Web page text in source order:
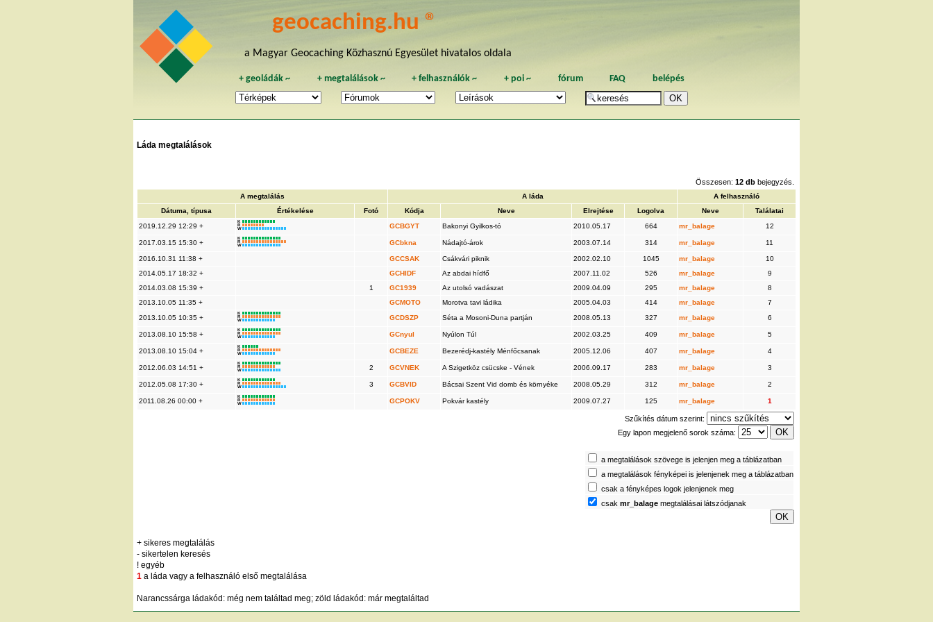
geocaching.hu ®
a Magyar Geocaching Közhasznú Egyesület hivatalos oldala
+geoládák ~ + megtalálások~ +felhasználók ~ + poi~ fórum FAQ belépés
Láda megtalálások
Összesen: 12 db bejegyzés.
A megtalálás A láda
A felhasználó
Dátuma, típusa
Értékelése Fotó Kódja Neve Elrejtése Logolva Neve
Találatai
2019.12.29 12:29 +
K
R
W
GCBGYT Bakonyi Gyilkos-tó 2010.05.17 664 mr_balage 12
2017.03.15 15:30 +
K
R
W
GCbkna Nádajtó-árok 2003.07.14 314 mr_balage 11
2016.10.31 11:38 + GCCSAK Csákvári piknik 2002.02.10 1045 mr_balage
10
2014.05.17 18:32 +
GCHIDF Az abdai hídfő 2007.11.02 526 mr_balage
9
2014.03.08 15:39 +
1 GC1939 Az utolsó vadászat 2009.04.09 295 mr_balage
8
2013.10.05 11:35 +
GCMOTO Morotva tavi ládika 2005.04.03 414 mr_balage
7
2013.10.05 10:35 +
K
R
W
GCDSZP Séta a Mosoni-Duna partján 2008.05.13 327 mr_balage 6
2013.08.10 15:58 +
K
R
W
GCnyul Nyúlon Túl 2002.03.25 409 mr_balage 5
2013.08.10 15:04 +
K
R
W
GCBEZE Bezerédj-kastély Ménfőcsanak 2005.12.06 407 mr_balage 4
2012.06.03 14:51 +
K
R
W
2 GCVNEK A Szigetköz csücske - Vének 2006.09.17 283 mr_balage 3
2012.05.08 17:30 +
K
R
W
3 GCBVID Bácsai Szent Vid domb és környéke 2008.05.29 312 mr_balage 2
2011.08.26 00:00 +
K
R
W
GCPOKV Pokvár kastély 2009.07.27 125 mr_balage 1
Szűkítés dátum szerint:
Egy lapon megjelenő sorok száma:
a megtalálások szövege is jelenjen meg a táblázatban
a megtalálások fényképei is jelenjenek meg a táblázatban
csak a fényképes logok jelenjenek meg
csak mr_balage megtalálásai látszódjanak
+ sikeres megtalálás
- sikertelen keresés
! egyéb
1 a láda vagy a felhasználó első megtalálása
Narancssárga ládakód: még nem találtad meg; zöld ládakód: már megtaláltad